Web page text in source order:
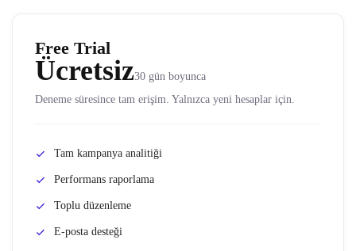
Free Trial
Ücretsiz30 gün boyunca
Deneme süresince tam erişim. Yalnızca yeni hesaplar için.
Tam kampanya analitiği
Performans raporlama
Toplu düzenleme
E-posta desteği